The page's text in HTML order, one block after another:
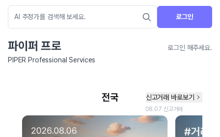
로그인
파이퍼 프로
로그인 해주세요.
PIPER Professional Services